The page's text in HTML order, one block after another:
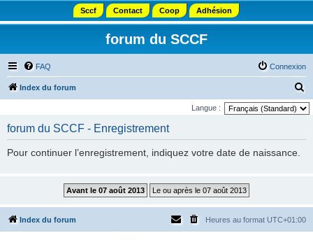
Sccf Contact Coop Adhésion
forum du SCCF
FAQ Connexion
Index du forum
e
e
Langue :
forum du SCCF - Enregistrement
Pour continuer l’enregistrement, indiquez votre date de naissance.
Index du forum Heures au format UTC+01:00